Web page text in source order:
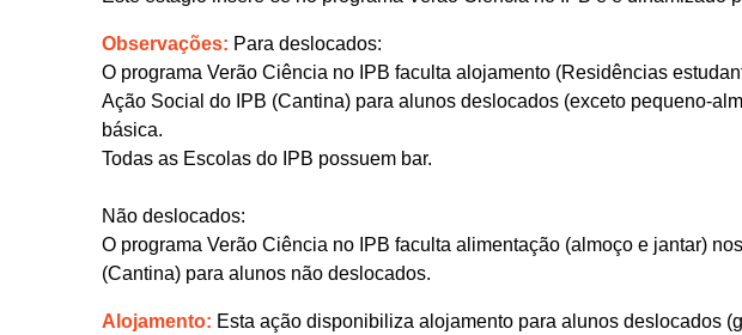
Observações: Para deslocados:
O programa Verão Ciência no IPB faculta alojamento (Residências
Ação Social do IPB (Cantina) para alunos deslocados (exceto pequeno-
básica.
Todas as Escolas do IPB possuem bar.
Não deslocados:
O programa Verão Ciência no IPB faculta alimentação (almoço e jantar)
(Cantina) para alunos não deslocados.
Alojamento: Esta ação disponibiliza alojamento para alunos deslocados